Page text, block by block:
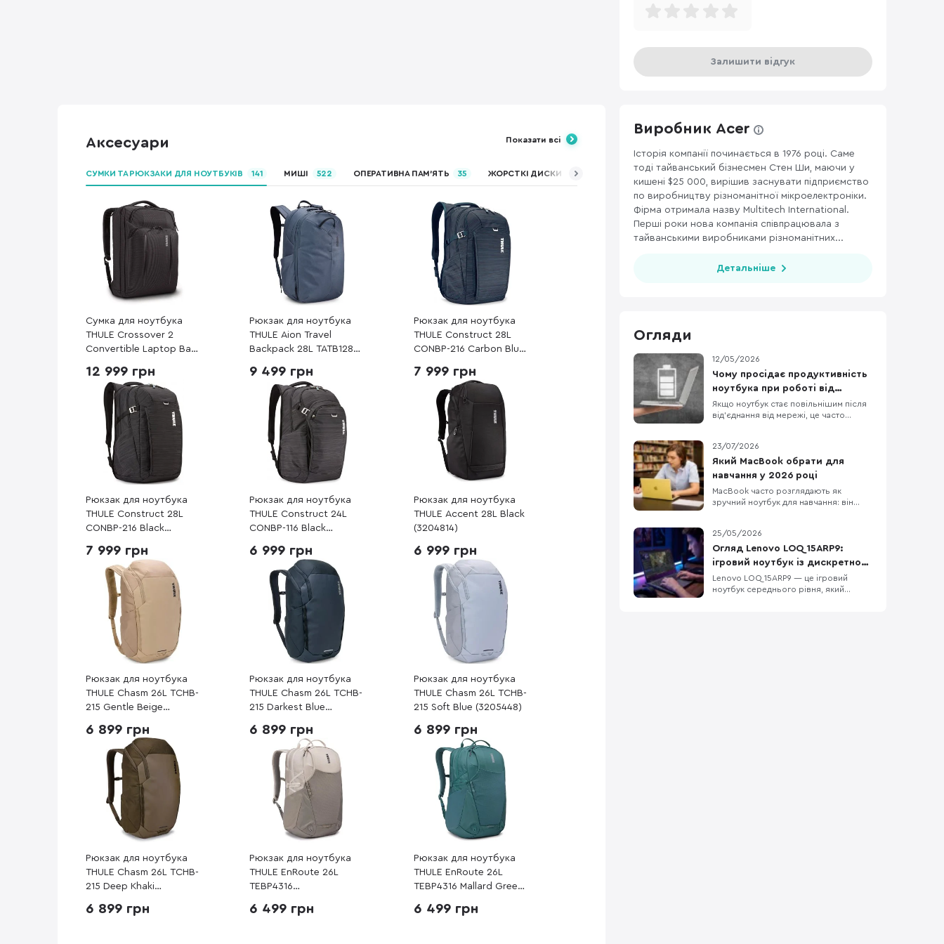
Залишити відгук
Показати всі
Аксесуари
СУМКИ ТА РЮКЗАКИ ДЛЯ НОУТБУКІВ 141 МИШІ 522 ОПЕРАТИВНА ПАМ’ЯТЬ 35 ЖОРСТКІ ДИСКИ (HDD) ДЖОЙСТИКИ, РУЛІ ТА ГЕЙМПАДИ 107 WI-FI РОУТЕРИ
Сумка для ноутбука
THULE Crossover 2
Convertible Laptop Bag
(3205262)
12 999 грн
Рюкзак для ноутбука
THULE Aion Travel
Backpack 28L TATB128
9 499 грн
Рюкзак для ноутбука
THULE Construct 28L
CONBP-216 Carbon Blue
7 999 грн
Рюкзак для ноутбука
THULE Construct 28L
CONBP-216 Black
7 999 грн
Рюкзак для ноутбука
THULE Construct 24L
CONBP-116 Black
6 999 грн
Рюкзак для ноутбука
THULE Accent 28L Black
(3204814)
6 999 грн
Рюкзак для ноутбука
THULE Chasm 26L TCHB-
215 Gentle Beige
6 899 грн
Рюкзак для ноутбука
THULE Chasm 26L TCHB-
215 Darkest Blue
6 899 грн
Рюкзак для ноутбука
THULE Chasm 26L TCHB-
215 Soft Blue (3205448)
6 899 грн
Рюкзак для ноутбука
THULE Chasm 26L TCHB-
215 Deep Khaki
6 899 грн
Рюкзак для ноутбука
THULE EnRoute 26L
TEBP4316
(3204848)
6 499 грн
Рюкзак для ноутбука
THULE EnRoute 26L
TEBP4316 Mallard Green
6 499 грн
Виробник Acer
Історія компанії починається в 1976 році. Саме
тоді тайванський бізнесмен Стен Ши, маючи у
кишені $25 000, вирішив заснувати підприємство
по виробництву різноманітної мікроелектроніки.
Фірма отримала назву Multitech International.
Перші роки нова компанія співпрацювала з
тайванськими виробниками різноманітних...
Детальніше
Огляди
12/05/2026
Чому просідає продуктивність
ноутбука при роботі від
батареї?
Якщо ноутбук стає повільнішим після
від’єднання від мережі, це часто
задавати окремо для роботи від
мережі й від батареї, а виробники
ноутбуків нерідко додають власні
профілі, які спеціально зменшують
23/07/2026
Який MacBook обрати для
навчання у 2026 році
MacBook часто розглядають як
зручний ноутбук для навчання: він
вдалий вибір визначає не логотип на
кришці, а те, чи запускає він усі
потрібні програми і чи вистачить його
ресурсів на кілька років. Для
презентацій, рефератів,
25/05/2026
Огляд Lenovo LOQ 15ARP9:
ігровий ноутбук із дискретною
графікою, DDR5 та екраном 144
Гц
Lenovo LOQ 15ARP9 — це ігровий
ноутбук середнього рівня, який